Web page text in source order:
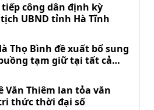
công dân định kỳ
UBND tỉnh Hà Tĩnh
Thọ Bình đề xuất bổ sung
tạm giữ tại tất cả
Văn Thiêm lan tỏa văn
thức thời đại số